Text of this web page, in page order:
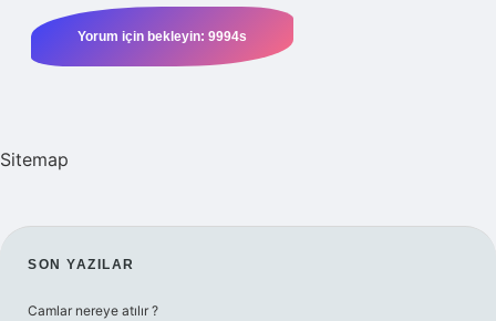
Sitemap
SIDEBAR
SON YAZILAR
Camlar nereye atılır ?